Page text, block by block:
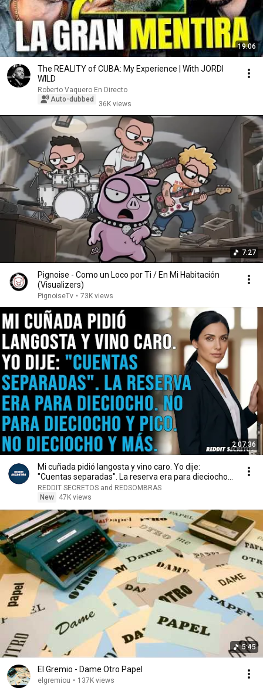
19:06
The REALITY of CUBA: My Experience | With JORDI
WILD
Roberto Vaquero En Directo
Auto-dubbed
36K views
7:27
Pignoise - Como un Loco por Ti / En Mi Habitación
(Visualizers)
PignoiseTv • 73K views
2:07:36
Mi cuñada pidió langosta y vino caro. Yo dije:
"Cuentas separadas". La reserva era para dieciocho...
REDDIT SECRETOS and REDSOMBRAS
New
47K views
5:45
El Gremio - Dame Otro Papel
elgremiou • 137K views